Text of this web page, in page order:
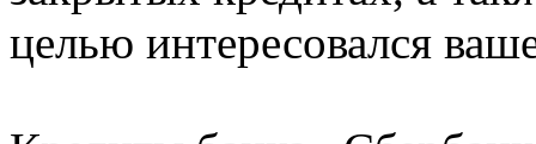
целью интересовался